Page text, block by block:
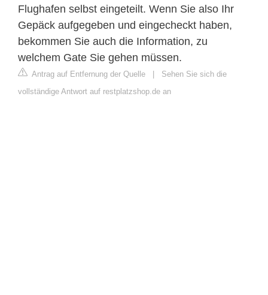
Flughafen selbst eingeteilt. Wenn Sie also Ihr
Gepäck aufgegeben und eingecheckt haben,
bekommen Sie auch die Information, zu
welchem Gate Sie gehen müssen.
Antrag auf Entfernung der Quelle
Sehen Sie sich die
vollständige Antwort auf restplatzshop.de an